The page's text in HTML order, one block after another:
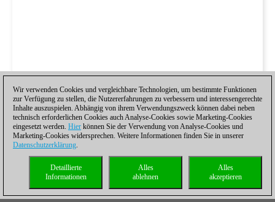
Wir verwenden Cookies und vergleichbare Technologien, um bestimmte Funktionen
zur Verfügung zu stellen, die Nutzererfahrungen zu verbessern und interessengerechte
Inhalte auszuspielen. Abhängig von ihrem Verwendungszweck können dabei neben
technisch erforderlichen Cookies auch Analyse-Cookies sowie Marketing-Cookies
eingesetzt werden. Hier können Sie der Verwendung von Analyse-Cookies und
Marketing-Cookies widersprechen. Weitere Informationen finden Sie in unserer
Datenschutzerklärung.
Alles
akzeptieren
Alles
ablehnen
Detaillierte
Informationen